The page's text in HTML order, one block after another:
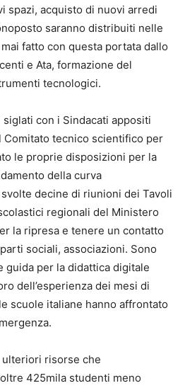
spazi, acquisto di nuovi arredi
saranno distribuiti nelle
fatto con questa portata dallo
e Ata, formazione del
tecnologici.
con i Sindacati appositi
Comitato tecnico scientifico per
le proprie disposizioni per la
della curva
decine di riunioni dei Tavoli
regionali del Ministero
la ripresa e tenere un contatto
sociali, associazioni. Sono
guida per la didattica digitale
dell’esperienza dei mesi di
scuole italiane hanno affrontato
risorse che
425mila studenti meno